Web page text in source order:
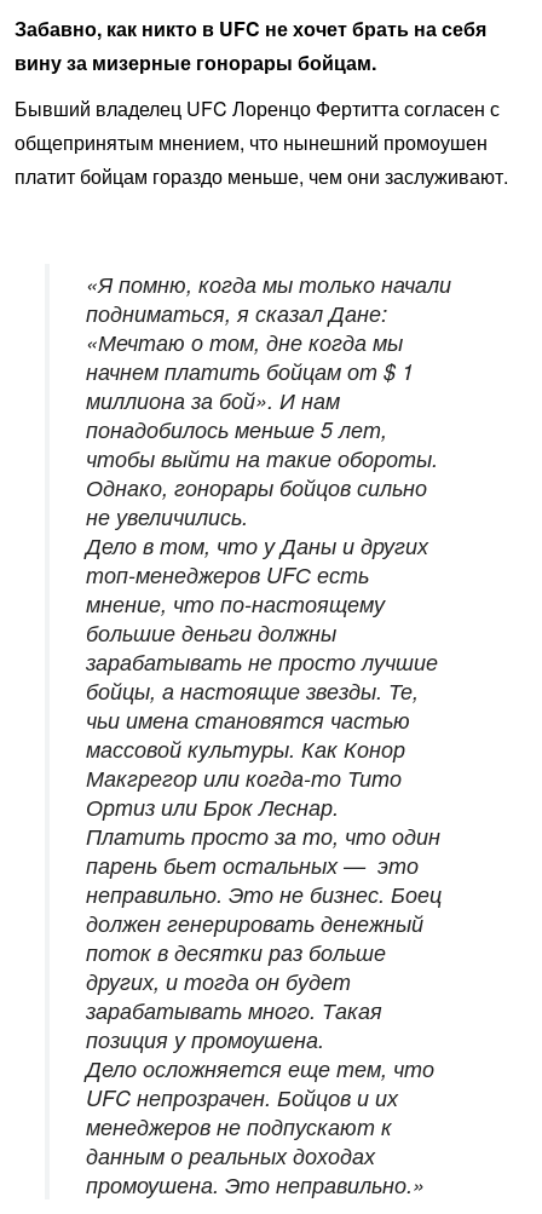
Забавно, как никто в UFC не хочет брать на себя
вину за мизерные гонорары бойцам.
Бывший владелец UFC Лоренцо Фертитта согласен с
общепринятым мнением, что нынешний промоушен
платит бойцам гораздо меньше, чем они заслуживают.
«Я помню, когда мы только начали
подниматься, я сказал Дане:
«Мечтаю о том, дне когда мы
начнем платить бойцам от $ 1
миллиона за бой». И нам
понадобилось меньше 5 лет,
чтобы выйти на такие обороты.
Однако, гонорары бойцов сильно
не увеличились.
Дело в том, что у Даны и других
топ-менеджеров UFС есть
мнение, что по-настоящему
большие деньги должны
зарабатывать не просто лучшие
бойцы, а настоящие звезды. Те,
чьи имена становятся частью
массовой культуры. Как Конор
Макгрегор или когда-то Тито
Ортиз или Брок Леснар.
Платить просто за то, что один
парень бьет остальных — это
неправильно. Это не бизнес. Боец
должен генерировать денежный
поток в десятки раз больше
других, и тогда он будет
зарабатывать много. Такая
позиция у промоушена.
Дело осложняется еще тем, что
UFC непрозрачен. Бойцов и их
менеджеров не подпускают к
данным о реальных доходах
промоушена. Это неправильно.»